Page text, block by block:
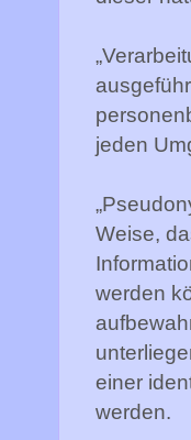
jeden
Weise,
werden
einer
werden.